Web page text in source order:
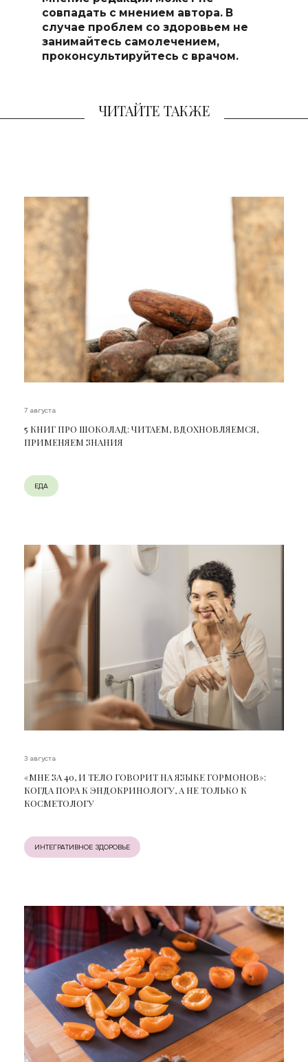
совпадать с мнением автора. В
случае проблем со здоровьем не
занимайтесь самолечением,
проконсультируйтесь с врачом.
ЧИТАЙТЕ ТАКЖЕ
7 августа
5 КНИГ ПРО ШОКОЛАД: ЧИТАЕМ, ВДОХНОВЛЯЕМСЯ,
ПРИМЕНЯЕМ ЗНАНИЯ
ЕДА
3 августа
«МНЕ ЗА 40, И ТЕЛО ГОВОРИТ НА ЯЗЫКЕ ГОРМОНОВ»:
КОГДА ПОРА К ЭНДОКРИНОЛОГУ, А НЕ ТОЛЬКО К
КОСМЕТОЛОГУ
ИНТЕГРАТИВНОЕ ЗДОРОВЬЕ